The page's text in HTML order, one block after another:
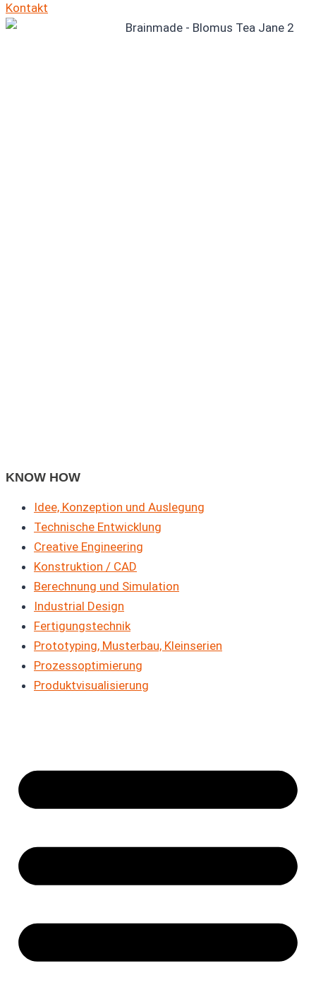
Kontakt
KNOW HOW
Idee, Konzeption und Auslegung
Technische Entwicklung
Creative Engineering
Konstruktion / CAD
Berechnung und Simulation
Industrial Design
Fertigungstechnik
Prototyping, Musterbau, Kleinserien
Prozessoptimierung
Produkt­visualisierung